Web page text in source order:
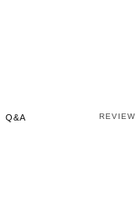
REVIEW
Q&A